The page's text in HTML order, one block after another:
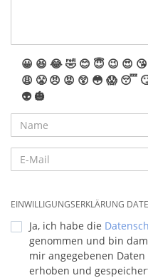
😀 😆 😂🤣 😊 😇 😉 😍 😘
😩 😤 😠 😡 😲 😳 😱 😴
👽 🎃
EINWILLIGUNGSERKLÄRUNG
Ja, ich habe die
genommen und bin
mir angegebenen
erhoben und